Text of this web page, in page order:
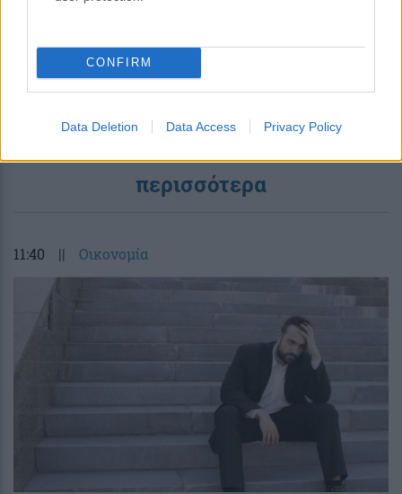
CONFIRM
Data Deletion Data Access Privacy Policy
κατασκοπείας
περισσότερα
11:40 || Οικονομία